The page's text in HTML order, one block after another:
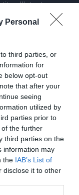
Personal
third parties, or
for
below opt-out
that after your
seeing
utilized by
parties prior to
the further
third parties on the
information may
the IAB’s List of
disclose it to other
all'utente
al Servizio.
intellettuale
al pubblico o
(inclusi i
costituisce
di
d'uso.
diritti di